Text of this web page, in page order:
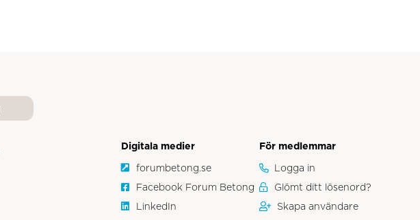
Digitala medier
forumbetong.se
Facebook Forum Betong
LinkedIn
För medlemmar
Logga in
Glömt ditt lösenord?
Skapa användare